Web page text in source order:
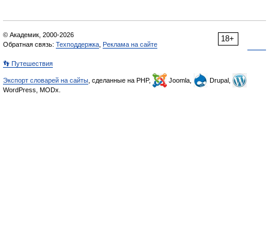
18+
© Академик, 2000-2026
Обратная связь: Техподдержка Реклама на сайте
👣 Путешествия
Экспорт словарей на сайты , сделанные на PHP, Joomla,
Drupal,
WordPress, MODx.